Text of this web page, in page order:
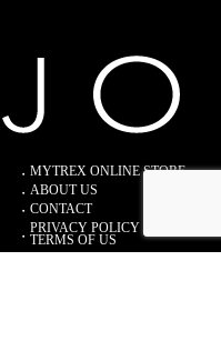
MYTREX ONLINE STORE
ABOUT US
CONTACT
PRIVACY POLICY
TERMS OF US